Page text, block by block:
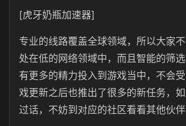
[虎牙奶瓶加速器]
专业的线路覆盖全球领域，所以大家
处在低的网络领域中，而且智能的筛
有更多的精力投入到游戏当中，不会
戏更新之后也推出了很多的新任务，
过话，不妨到对应的社区看看其他伙伴